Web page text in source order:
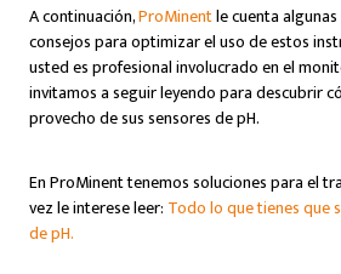
A continuación,ProMinentle cuenta
consejos para optimizar el uso de estos
usted es profesional involucrado en el
invitamos a seguir leyendo para descubrir
provecho de sus sensores de pH.
En ProMinent tenemos soluciones para el
vez le interese leer: Todo lo que tienes que
de pH.